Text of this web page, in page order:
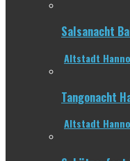
Salsanacht
Altstadt
Tangonacht
Altstadt